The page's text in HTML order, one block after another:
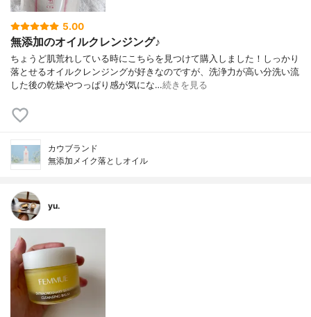
5.00
無添加のオイルクレンジング♪
ちょうど肌荒れしている時にこちらを見つけて購入しました！しっかり
落とせるオイルクレンジングが好きなのですが、洗浄力が高い分洗い流
した後の乾燥やつっぱり感が気にな…続きを見る
カウブランド
無添加メイク落としオイル
yu.